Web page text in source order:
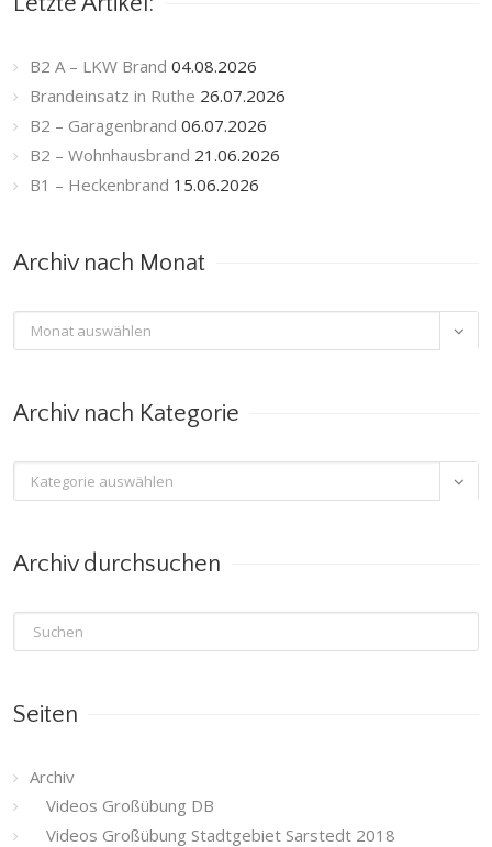
B2 A – LKW Brand 04.08.2026
Brandeinsatz in Ruthe 26.07.2026
B2 – Garagenbrand 06.07.2026
B2 – Wohnhausbrand 21.06.2026
B1 – Heckenbrand 15.06.2026
Archiv nach Monat
Archiv
nach

Archiv nach Kategorie
Archiv
nach

Archiv durchsuchen
Seiten
Archiv
Videos Großübung DB
Videos Großübung Stadtgebiet Sarstedt 2018